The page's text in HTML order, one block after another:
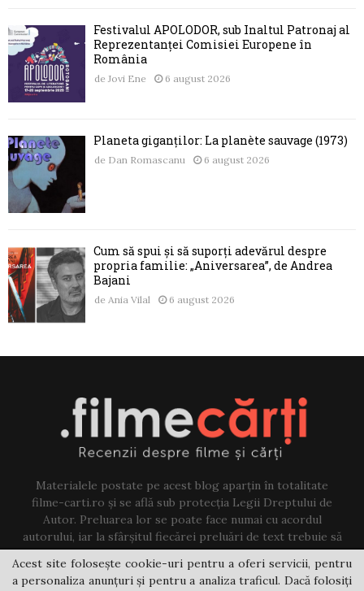
Festivalul APOLODOR, sub Înaltul Patronaj al
Reprezentanței Comisiei Europene în
România
de Jovi Ene 6 august 2026
Planeta giganților: La planète sauvage (1973)
de Dan Romascanu 6 august 2026
Cum să spui și să suporți adevărul despre
propria familie: „Aniversarea”, de Andrea
Bajani
de Ania Vilal 6 august 2026
Materialele postate pe acest blog aparțin în totalitate
filme-carti.ro și se află sub protecția Legii Dreptului de
Autor. Preluarea lor se poate face numai cu acordul
autorului, iar la sfârșitul fiecărei preluări de text trebuie să
existe un link către acest blog.
Contact us:jovi@filme-carti.ro
Acest site folosește cookie-uri pentru a oferi servicii, pentru
a personaliza anunțuri și pentru a analiza traficul. Dacă folosiți